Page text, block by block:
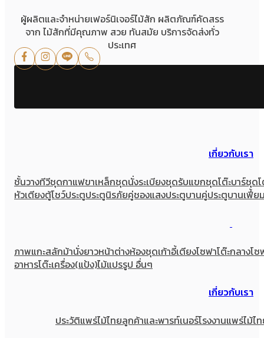
ผู้ผลิตและจำหน่ายเฟอร์นิเจอร์ไม้สัก ผลิตภัณฑ์คัดสรร
จาก ไม้สักที่มีคุณภาพ สวย ทันสมัย บริการจัดส่งทั่ว
ประเทศ
เกี่ยวกับเรา
ชั้นวางทีวีชุดกาแฟขาเหล็กชุดนั่งระเบียงชุดรับแขกชุดโต๊ะบาร์ชุดโ
หัวเตียงตู้โชว์ประตูประตูนิรภัยคู่ชองแสงประตูบานคู่ประตูบานเฟี้ย
ภาพแกะสลักม้านั่งยาวหน้าต่างห้องชุดเก้าอี้เตียงโซฟาโต๊ะกลางโซ
อาหารโต๊ะเครื่อง(แป้ง)ไม้แปรรูป อื่นๆ
เกี่ยวกับเรา
ประวัติแพร่ไม้ไทยลูกค้าและพารท์เนอร์โรงงานแพร่ไม้ไ